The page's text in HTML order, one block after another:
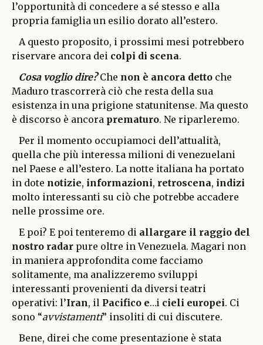
l’opportunità di concedere a sé stesso e alla
propria famiglia un esilio dorato all’estero.
A questo proposito, i prossimi mesi potrebbero
riservare ancora dei colpi di scena.
Cosa voglio dire?Che non è ancora detto che
Maduro trascorrerà ciò che resta della sua
esistenza in una prigione statunitense. Ma questo
è discorso è ancora prematuro. Ne riparleremo.
Per il momento occupiamoci dell’attualità,
quella che più interessa milioni di venezuelani
nel Paese e all’estero. La notte italiana ha portato
in dote notizie, informazioni, retroscena, indizi
molto interessanti su ciò che potrebbe accadere
nelle prossime ore.
E poi? E poi tenteremo di allargare il raggio del
nostro radar pure oltre in Venezuela. Magari non
in maniera approfondita come facciamo
solitamente, ma analizzeremo sviluppi
interessanti provenienti da diversi teatri
operativi: l’Iran, il Pacifico e…i cieli europei. Ci
sono “avvistamenti” insoliti di cui discutere.
Bene, direi che come presentazione è stata